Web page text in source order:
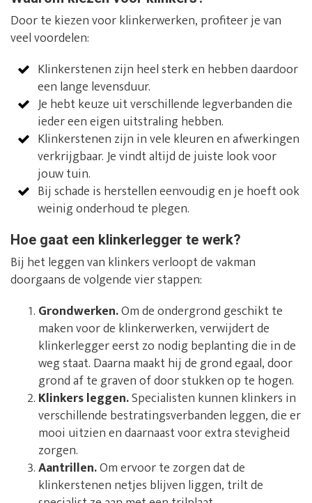
Door te kiezen voor klinkerwerken, profiteer je van
veel voordelen:
Klinkerstenen zijn heel sterk en hebben daardoor
een lange levensduur.
Je hebt keuze uit verschillende legverbanden die
ieder een eigen uitstraling hebben.
Klinkerstenen zijn in vele kleuren en afwerkingen
verkrijgbaar. Je vindt altijd de juiste look voor
jouw tuin.
Bij schade is herstellen eenvoudig en je hoeft ook
weinig onderhoud te plegen.
Hoe gaat een klinkerlegger te werk?
Bij het leggen van klinkers verloopt de vakman
doorgaans de volgende vier stappen:
Grondwerken.Om de ondergrond geschikt te
maken voor de klinkerwerken, verwijdert de
klinkerlegger eerst zo nodig beplanting die in de
weg staat. Daarna maakt hij de grond egaal, door
grond af te graven of door stukken op te hogen.
Klinkers leggen.Specialisten kunnen klinkers in
verschillende bestratingsverbanden leggen, die er
mooi uitzien en daarnaast voor extra stevigheid
zorgen.
Aantrillen.Om ervoor te zorgen dat de
klinkerstenen netjes blijven liggen, trilt de